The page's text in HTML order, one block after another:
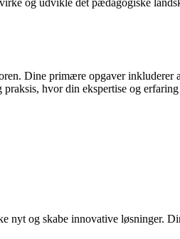
Dine primære opgaver
hvor din ekspertise og
og skabe innovative løsninger.